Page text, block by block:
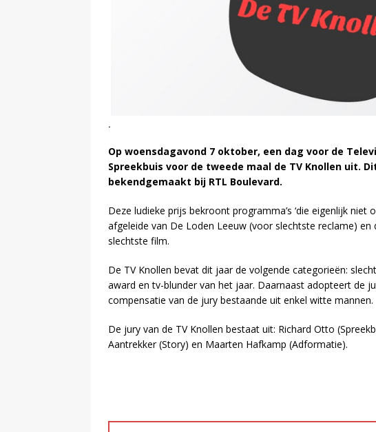
.
Op woensdagavond 7 oktober, een dag voor de
Spreekbuis voor de tweede maal de TV Knollen uit.
bekendgemaakt bij RTL Boulevard.
Deze ludieke prijs bekroont programma’s ‘die eigenlijk niet
afgeleide van De Loden Leeuw (voor slechtste reclame)
slechtste film.
De TV Knollen bevat dit jaar de volgende categorieën:
award en tv-blunder van het jaar. Daarnaast adopteert de
compensatie van de jury bestaande uit enkel witte mannen.
De jury van de TV Knollen bestaat uit: Richard Otto
Aantrekker (Story) en Maarten Hafkamp (Adformatie).